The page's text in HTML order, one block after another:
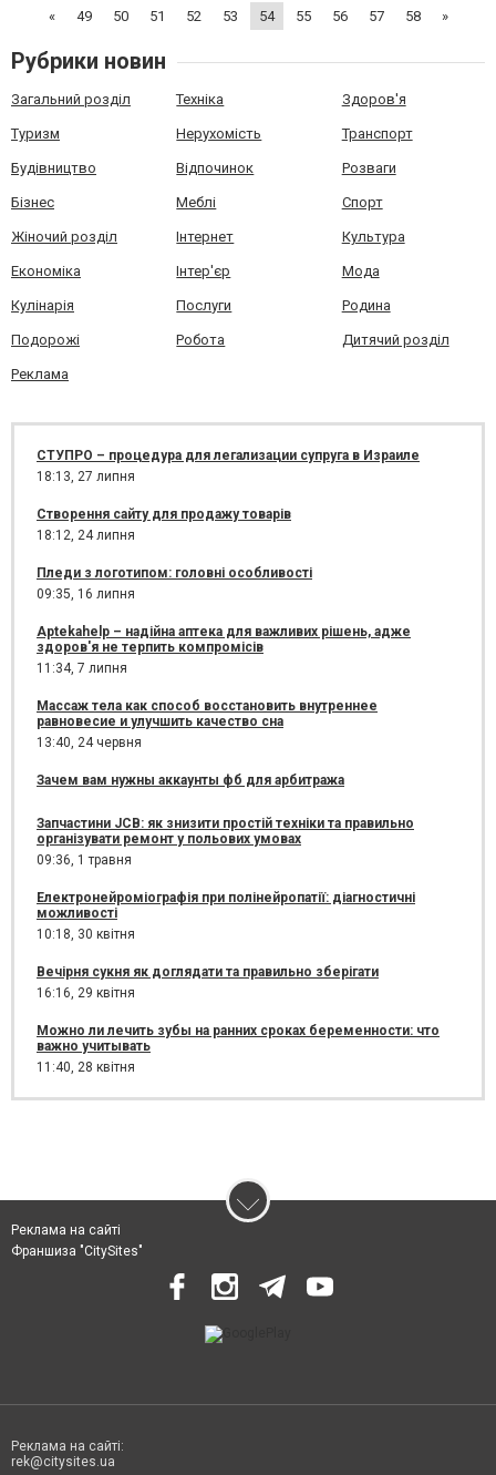
пользователям к...
« 49 50 51 52 53 54 55 56 57 58 »
Рубрики новин
Загальний розділ Техніка Здоров'я
Туризм Нерухомість Транспорт
Будівництво Відпочинок Розваги
Бізнес Меблі Спорт
Жіночий розділ Інтернет Культура
Економіка Інтер'єр Мода
Кулінарія Послуги Родина
Подорожі Робота Дитячий розділ
Реклама
СТУПРО – процедура для легализации супруга в Израиле
18:13, 27 липня
Створення сайту для продажу товарів
18:12, 24 липня
Пледи з логотипом: головні особливості
09:35, 16 липня
Aptekahelp – надійна аптека для важливих рішень, адже
здоров'я не терпить компромісів
11:34, 7 липня
Массаж тела как способ восстановить внутреннее
равновесие и улучшить качество сна
13:40, 24 червня
Зачем вам нужны аккаунты фб для арбитража
Запчастини JCB: як знизити простій техніки та правильно
організувати ремонт у польових умовах
09:36, 1 травня
Електронейроміографія при полінейропатії: діагностичні
можливості
10:18, 30 квітня
Вечірня сукня як доглядати та правильно зберігати
16:16, 29 квітня
Можно ли лечить зубы на ранних сроках беременности: что
важно учитывать
11:40, 28 квітня
Реклама на сайті
Франшиза "CitySites"
Реклама на сайті:
rek@citysites.ua